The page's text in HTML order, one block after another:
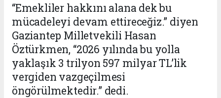
“Emekliler hakkını alana dek bu
mücadeleyi devam ettireceğiz.” diyen
Gaziantep Milletvekili Hasan
Öztürkmen, “2026 yılında bu yolla
yaklaşık 3 trilyon 597 milyar TL’lik
vergiden vazgeçilmesi
öngörülmektedir.” dedi.